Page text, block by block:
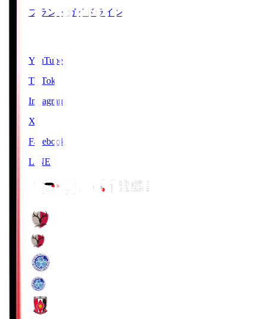
ブランドガイドライン
YouTube
TikTok
Instagram
X
Facebook
LINE